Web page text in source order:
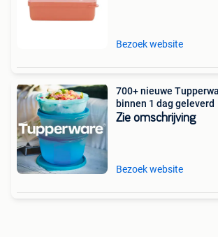
Bezoek website
700+ nieuwe
binnen 1 dag geleverd
Zie omschrijving
Bezoek website